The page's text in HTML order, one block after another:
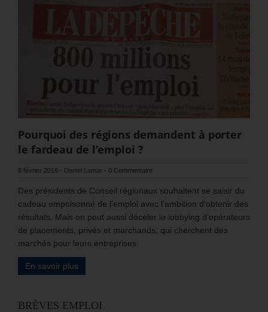
Pourquoi des régions demandent à porter
le fardeau de l’emploi ?
8 février 2016 - Daniel Lamar - 0 Commentaire
Des présidents de Conseil régionaux souhaitent se saisir du
cadeau empoisonné de l’emploi avec l’ambition d’obtenir des
résultats. Mais on peut aussi déceler le lobbying d’opérateurs
de placements, privés et marchands, qui cherchent des
marchés pour leurs entreprises.
En savoir plus
BRÈVES EMPLOI